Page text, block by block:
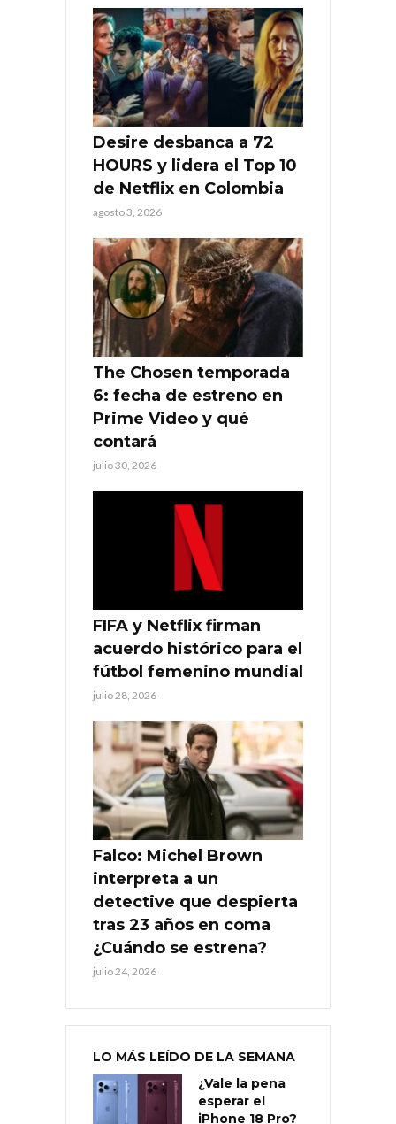
Desire desbanca a 72
HOURS y lidera el Top 10
de Netflix en Colombia
agosto 3, 2026
The Chosen temporada
6: fecha de estreno en
Prime Video y qué
contará
julio 30, 2026
FIFA y Netflix firman
acuerdo histórico para el
fútbol femenino mundial
julio 28, 2026
Falco: Michel Brown
interpreta a un
detective que despierta
tras 23 años en coma
¿Cuándo se estrena?
julio 24, 2026
LO MÁS LEÍDO DE LA SEMANA
¿Vale la pena
esperar el
iPhone 18 Pro?